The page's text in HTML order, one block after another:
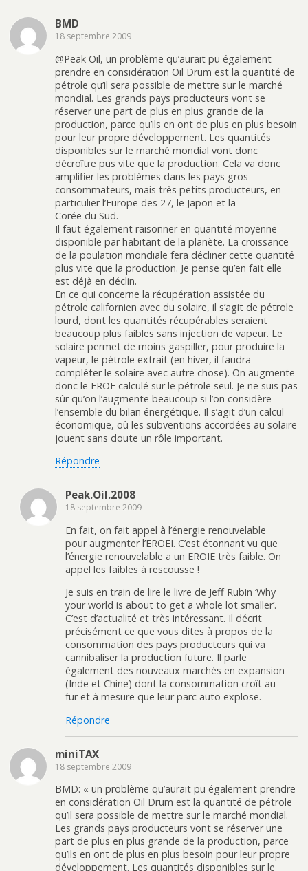
BMD
18 septembre 2009
@Peak Oil, un problème qu’aurait pu également
prendre en considération Oil Drum est la quantité de
pétrole qu’il sera possible de mettre sur le marché
mondial. Les grands pays producteurs vont se
réserver une part de plus en plus grande de la
production, parce qu’ils en ont de plus en plus besoin
pour leur propre développement. Les quantités
disponibles sur le marché mondial vont donc
décroître pus vite que la production. Cela va donc
amplifier les problèmes dans les pays gros
consommateurs, mais très petits producteurs, en
particulier l’Europe des 27, le Japon et la
Corée du Sud.
Il faut également raisonner en quantité moyenne
disponible par habitant de la planète. La croissance
de la poulation mondiale fera décliner cette quantité
plus vite que la production. Je pense qu’en fait elle
est déjà en déclin.
En ce qui concerne la récupération assistée du
pétrole californien avec du solaire, il s’agit de pétrole
lourd, dont les quantités récupérables seraient
beaucoup plus faibles sans injection de vapeur. Le
solaire permet de moins gaspiller, pour produire la
vapeur, le pétrole extrait (en hiver, il faudra
compléter le solaire avec autre chose). On augmente
donc le EROE calculé sur le pétrole seul. Je ne suis pas
sûr qu’on l’augmente beaucoup si l’on considère
l’ensemble du bilan énergétique. Il s’agit d’un calcul
économique, où les subventions accordées au solaire
jouent sans doute un rôle important.
Répondre
Peak.Oil.2008
18 septembre 2009
En fait, on fait appel à l’énergie renouvelable
pour augmenter l’EROEI. C’est étonnant vu que
l’énergie renouvelable a un EROIE très faible. On
appel les faibles à rescousse !
Je suis en train de lire le livre de Jeff Rubin ‘Why
your world is about to get a whole lot smaller’.
C’est d’actualité et très intéressant. Il décrit
précisément ce que vous dites à propos de la
consommation des pays producteurs qui va
cannibaliser la production future. Il parle
également des nouveaux marchés en expansion
(Inde et Chine) dont la consommation croît au
fur et à mesure que leur parc auto explose.
Répondre
miniTAX
18 septembre 2009
BMD: « un problème qu’aurait pu également prendre
en considération Oil Drum est la quantité de pétrole
qu’il sera possible de mettre sur le marché mondial.
Les grands pays producteurs vont se réserver une
part de plus en plus grande de la production, parce
qu’ils en ont de plus en plus besoin pour leur propre
développement. Les quantités disponibles sur le